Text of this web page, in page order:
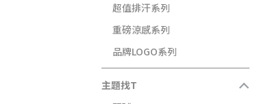
超值排汗系列
重磅涼感系列
品牌LOGO系列
主題找T